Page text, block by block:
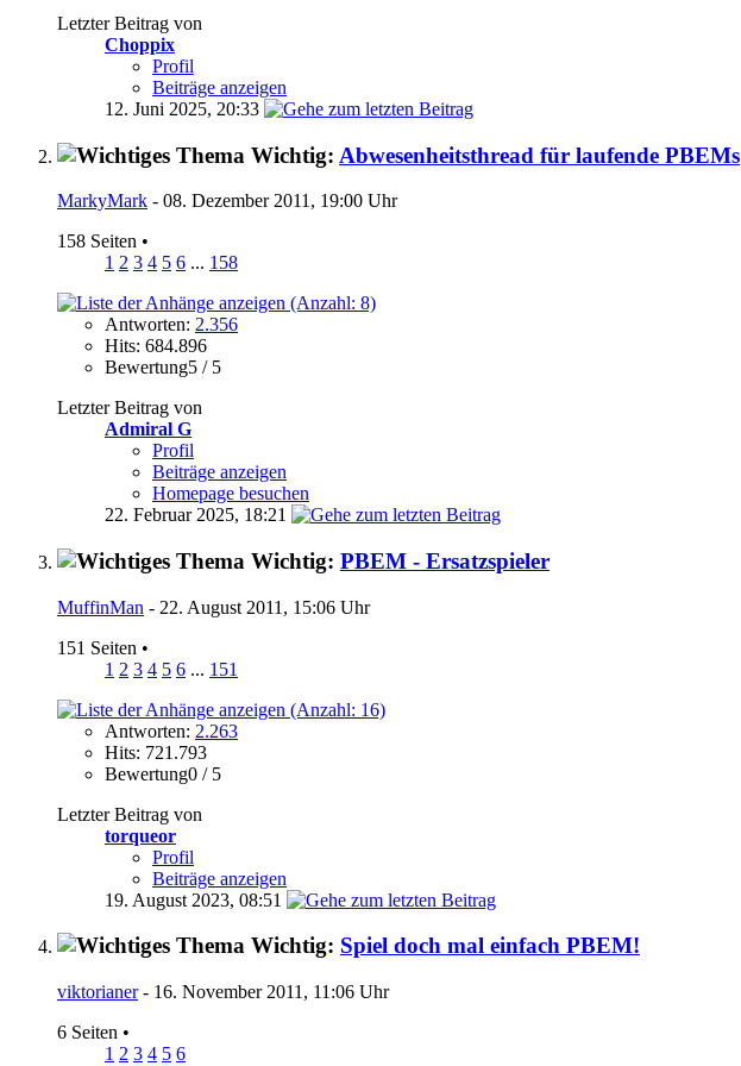
Letzter Beitrag von
Choppix
Profil
Beiträge anzeigen
12. Juni 2025, 20:33
Wichtig: Abwesenheitsthread für laufende PBEMs
MarkyMark - 08. Dezember 2011, 19:00 Uhr
158 Seiten •
1 2 3 4 5 6 ... 158
Antworten: 2.356
Hits: 684.896
Bewertung5 / 5
Letzter Beitrag von
Admiral G
Profil
Beiträge anzeigen
Homepage besuchen
22. Februar 2025, 18:21
Wichtig: PBEM - Ersatzspieler
MuffinMan - 22. August 2011, 15:06 Uhr
151 Seiten •
1 2 3 4 5 6 ... 151
Antworten: 2.263
Hits: 721.793
Bewertung0 / 5
Letzter Beitrag von
torqueor
Profil
Beiträge anzeigen
19. August 2023, 08:51
Wichtig: Spiel doch mal einfach PBEM!
viktorianer- 16. November 2011, 11:06 Uhr
6 Seiten •
1 2 3 4 5 6